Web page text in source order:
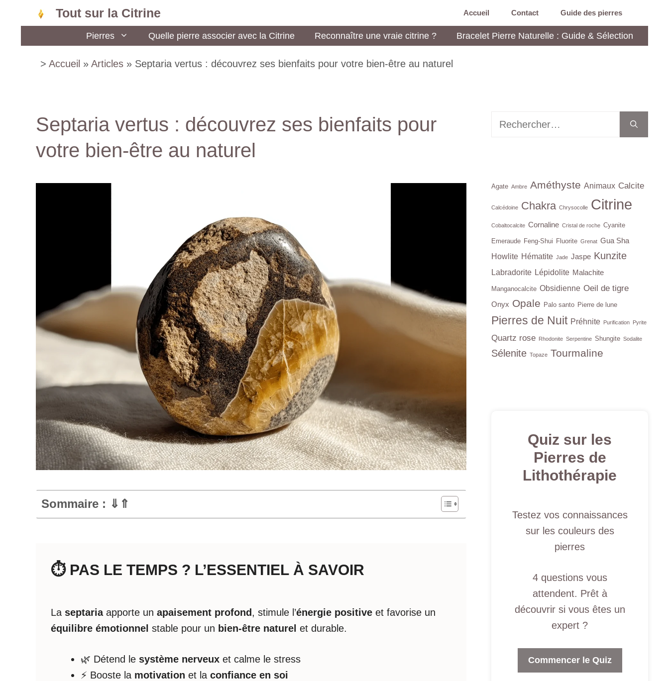
Tout sur la Citrine Accueil Contact Guide des pierres
Pierres Quelle pierre associer avec la Citrine Reconnaître une vraie citrine ? Bracelet Pierre Naturelle : Guide & Sélection
> Accueil » Articles » Septaria vertus : découvrez ses bienfaits pour votre bien-être au naturel
Septaria vertus : découvrez ses bienfaits pour
votre bien-être au naturel
Sommaire : ⇓⇑
⏱️ PAS LE TEMPS ? L’ESSENTIEL À SAVOIR
La septariaapporte un apaisement profond, stimule l’énergie positive et favorise un
équilibre émotionnel stable pour un bien-être naturel et durable.
🌿 Détend le système nerveux et calme le stress
⚡ Booste la motivation et la confiance en soi
Rechercher :
Agate Ambre Améthyste Animaux Calcite
Calcédoine Chakra Chrysocolle Citrine
Cobaltocalcite Cornaline Cristal de roche Cyanite
Emeraude Feng-Shui Fluorite Grenat Gua Sha
Howlite Hématite Jade Jaspe Kunzite
Labradorite Lépidolite Malachite
Manganocalcite Obsidienne Oeil de tigre
Onyx Opale Palo santo Pierre de lune
Pierres de Nuit Préhnite Purification Pyrite
Quartz rose Rhodonite Serpentine Shungite Sodalite
Sélenite Topaze Tourmaline
Quiz sur les
Pierres de
Lithothérapie
Testez vos connaissances
sur les couleurs des
pierres
4 questions vous
attendent. Prêt à
découvrir si vous êtes un
expert ?
Commencer le Quiz